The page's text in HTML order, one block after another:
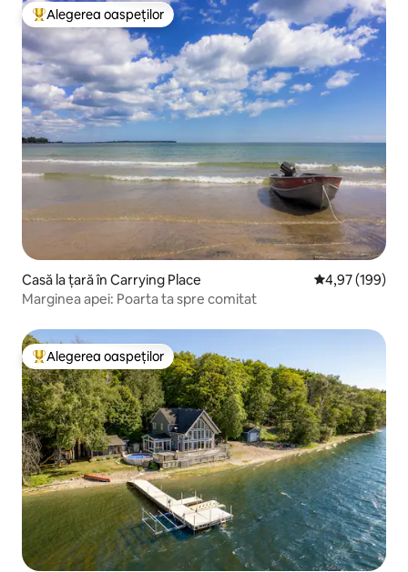
Locuință din topul categoriei Alegerea oaspeților
Alegerea oaspeților
Casă la țară în Carrying Place Scor mediu de
4,97 (199)
Marginea apei: Poarta ta spre comitat
Locuință din topul categoriei Alegerea oaspeților
Alegerea oaspeților